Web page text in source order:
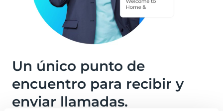
Un único punto de
encuentro para recibir y
enviar llamadas.